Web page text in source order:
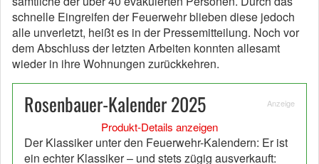
schnelle Eingreifen der Feuerwehr blieben diese jedoch
alle unverletzt, heißt es in der Pressemitteilung. Noch vor
dem Abschluss der letzten Arbeiten konnten allesamt
wieder in ihre Wohnungen zurückkehren.
Rosenbauer-Kalender 2025 Anzeige
Produkt-Details anzeigen
Der Klassiker unter den Feuerwehr-Kalendern: Er ist
ein echter Klassiker – und stets zügig ausverkauft: